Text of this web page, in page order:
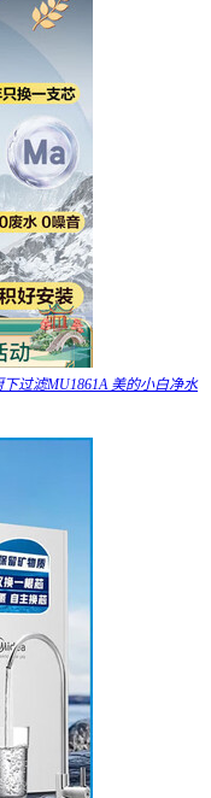
过滤MU1861A 美的小白净水